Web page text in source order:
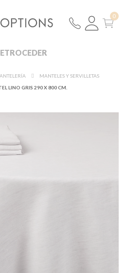
MANTELES Y SERVILLETAS
LINO GRIS 290 X 800 CM.